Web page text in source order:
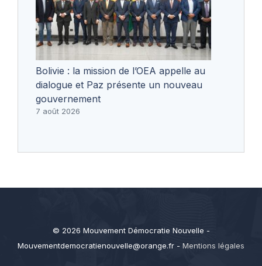
Bolivie : la mission de l’OEA appelle au
dialogue et Paz présente un nouveau
gouvernement
7 août 2026
© 2026 Mouvement Démocratie Nouvelle -
Mouvementdemocratienouvelle@orange.fr - Mentions légales